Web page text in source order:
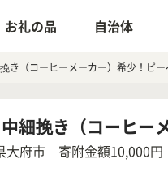
お礼の品 自治体
き（コーヒーメーカー）希少！ピ
細挽き（コーヒー
大府市 寄附金額10,000円